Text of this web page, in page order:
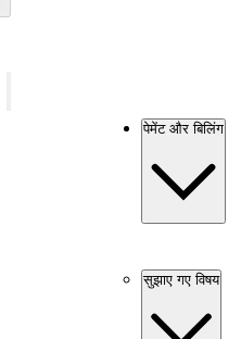
पेमेंट और बिलिंग
सुझाए गए विषय